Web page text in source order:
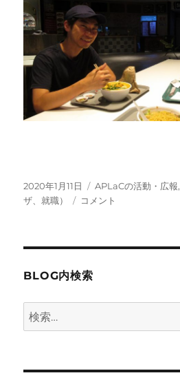
投
稿
2020年1月11日
カ
テ
APLaCの活動・広報,
ザ、就職）
花
験
ラ
ブ
コメント
BLOG内検索
検
索: